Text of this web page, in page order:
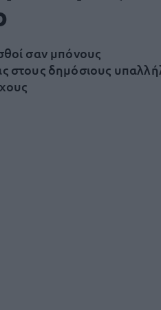
σαν μπόνους
στους δημόσιους